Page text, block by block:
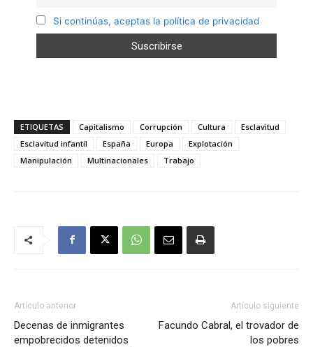
Si continúas, aceptas la política de privacidad
ETIQUETAS Capitalismo Corrupción Cultura
Esclavitud
Esclavitud infantil
España Europa
Explotación
Manipulación
Multinacionales Trabajo
Artículo anterior
Decenas de inmigrantes
empobrecidos detenidos
Artículo siguiente
Facundo Cabral, el trovador de
los pobres